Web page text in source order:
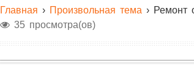
Главная › Произвольная тема › Ремонт
35 просмотра(ов)